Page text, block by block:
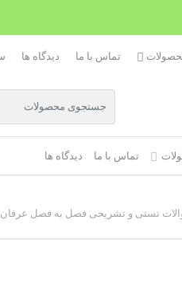
تماس با ما دیدگاه ها
تماس با ما دیدگاه ها
تستی و تشریحی فصل به فصل عرفان اسلامی جلد 2